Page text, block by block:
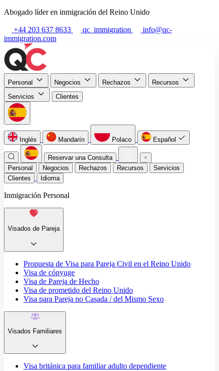
Abogado líder en inmigración del Reino Unido
+44 203 637 8633 qc_immigration
info@qc-
immigration.com
Personal Negocios Rechazos
Recursos
Servicios
Clientes
Inglés Mandarín Polaco Español
Reservar una Consulta
Personal
Negocios Rechazos Recursos
Servicios
Clientes
Idioma
Inmigración Personal
Visados de Pareja
Propuesta de Visa para Pareja Civil en el Reino Unido
Visa de cónyuge
Visa de Pareja de Hecho
Visa de prometido del Reino Unido
Visa para Pareja no Casada / del Mismo Sexo
Visados Familiares
Visa británica para familiar adulto dependiente